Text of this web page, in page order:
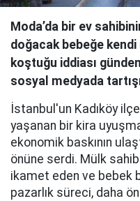
Moda’da bir ev
doğacak bebeğe
koştuğu iddiası
sosyal medyada
İstanbul'un Kadıköy
yaşanan bir kira
ekonomik baskının
önüne serdi. Mülk
ikamet eden ve bebek
pazarlık süreci, daha